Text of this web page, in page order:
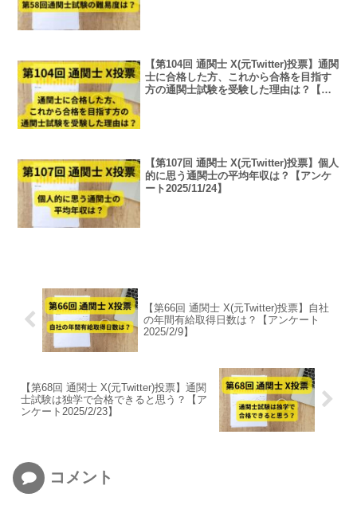
【第104回 通関士 X(元Twitter)投票】通関
士に合格した方、これから合格を目指す
方の通関士試験を受験した理由は？【ア
【第107回 通関士 X(元Twitter)投票】個人
的に思う通関士の平均年収は？【アンケ
ート2025/11/24】
【第66回 通関士 X(元Twitter)投票】自社
の年間有給取得日数は？【アンケート
2025/2/9】
【第68回 通関士 X(元Twitter)投票】通関
士試験は独学で合格できると思う？【ア
ンケート2025/2/23】
コメント